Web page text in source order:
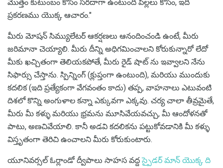
మొత్తం కుటుంబం కోసం సరదాగా ఉంటుంది పిల్లలు కోసం, ఇది
ప్రకరణము యొక్క ఆచారం."
మీరు మోషన్ సిమ్యులేటర్ ఆకర్షణలు ఆనందించండి ఉంటే, మీరు
జరిమానా చెయ్యాలి. మీరు దీన్ని అధిగమించాలని కోరుకున్నారో లేదో
మీకు ఖచ్చితంగా తెలియకపోతే, మీరు రైడ్ షాట్ ను ఇవ్వాలని నేను
సిఫార్సు చేస్తాను. స్పిన్నింగ్ (క్లుప్తంగా ఉంటుంది), మరియు ముందుకు
కదలిక (ఇది ప్రత్యేకంగా వేగవంతం కాదు) తప్ప, వాహనాలు ఎటువంటి
దిశలో కొన్ని అంగుళాల కన్నా ఎక్కువగా ఎక్కవు. చర్య చాలా తీవ్రమైతే,
మీరు మీ కళ్ళు మరియు భ్రమను మూసివేయవచ్చు, మీ ఆందోళనతో
పాటు, అణచివేయాలి. కానీ అడవి కదలికను పట్టుకోవడానికి మీ కళ్ళు
విస్తృతంగా తెరిచి ఉంచాలని మీరు కోరుకుంటారు.
యూనివర్సల్ ఓర్లాండో ద్వీపాలు సాహస వద్దస్పైడర్ మాన్ యొక్క ది